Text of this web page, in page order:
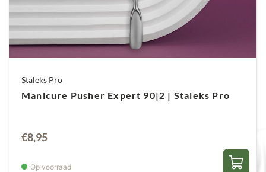
Staleks Pro
Manicure Pusher Expert 90|2 | Staleks Pro
€8,95
Op voorraad